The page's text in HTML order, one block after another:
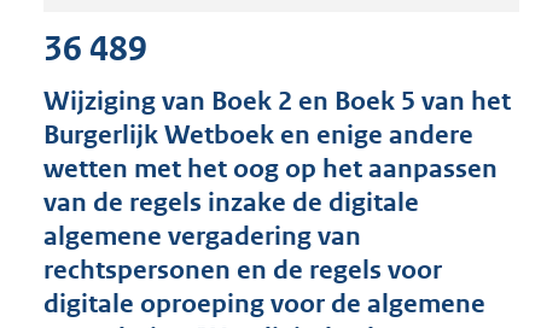
s
g
r
o
t
t
36 489
Wijziging van Boek 2 en Boek 5 van het
Burgerlijk Wetboek en enige andere
wetten met het oog op het aanpassen
van de regels inzake de digitale
algemene vergadering van
rechtspersonen en de regels voor
digitale oproeping voor de algemene